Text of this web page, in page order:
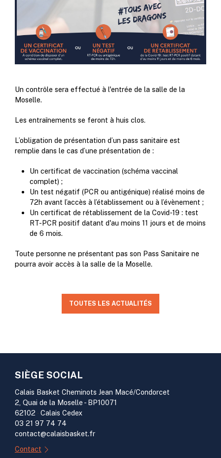
Un contrôle sera effectué à l'entrée de la salle de la
Moselle.
Les entraînements se feront à huis clos.
L’obligation de présentation d’un pass sanitaire est
remplie dans le cas d’une présentation de :
Un certificat de vaccination (schéma vaccinal
complet) ;
Un test négatif (PCR ou antigénique) réalisé moins de
72h avant l’accès à l’établissement ou à l’évènement ;
Un certificat de rétablissement de la Covid-19 : test
RT-PCR positif datant d'au moins 11 jours et de moins
de 6 mois.
Toute personne ne présentant pas son Pass Sanitaire ne
pourra avoir accès à la salle de la Moselle.
TOUTES LES ACTUALITÉS
SIÈGE SOCIAL
Calais Basket Cheminots Jean Macé/Condorcet
2, Quai de la Moselle - BP10071
62102 -Calais Cedex
03 21 97 74 74
contact@calaisbasket.fr
Contact